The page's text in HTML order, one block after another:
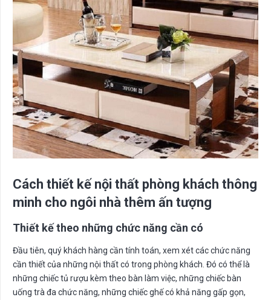
Cách thiết kế nội thất phòng khách thông
minh cho ngôi nhà thêm ấn tượng
Thiết kế theo những chức năng cần có
Đầu tiên, quý khách hàng cần tính toán, xem xét các chức năng
cần thiết của những nội thất có trong phòng khách. Đó có thể là
những chiếc tủ rượu kèm theo bàn làm việc, những chiếc bàn
uống trà đa chức năng, những chiếc ghế có khả năng gấp gọn,